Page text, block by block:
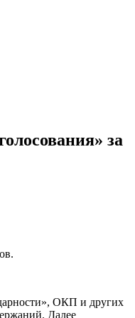
за
ОКП и других
Далее